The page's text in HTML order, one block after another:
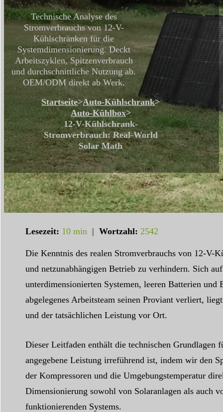
Technische Analyse des
Stromverbrauchs von 12-V-
Kühlschränken für die
Systemdimensionierung. Deckt
Arbeitszyklen, Spitzenverbrauch
und durchschnittliche Nutzung ab.
OEM/ODM direkt ab Werk.
Startseite>Auto-Kühlschrank>
Auto-Kühlbox>
12-V-Kühlschrank-
Stromverbrauch: Real-World
Solar Math
Lesezeit: 10 min| Wortzahl: 2542
Die Kenntnis des realen Stromverbrauchs von 12-V-
und netzunabhängigen Betrieb zu verhindern. Sich
unterdimensionierten Systemen, leeren Batterien
abgelegenes Arbeitsteam seinen Proviant verliert,
und der tatsächlichen Leistung vor Ort.
Dieser Leitfaden enthält die technischen Grundlagen
angegebene Leistung irreführend ist, indem wir den
der Kompressoren und die Umgebungstemperatur
Dimensionierung sowohl von Solaranlagen als auch
funktionierenden Systems.